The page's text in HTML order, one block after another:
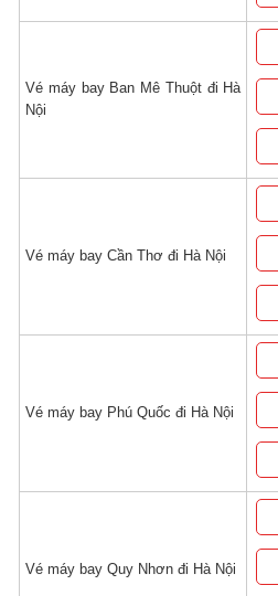
Vé máy bay Ban Mê Thuột đi Hà
Nội
Vé máy bay Cần Thơ đi Hà Nội
Vé máy bay Phú Quốc đi Hà Nội
Vé máy bay Quy Nhơn đi Hà Nội